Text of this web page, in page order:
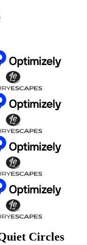
Circles